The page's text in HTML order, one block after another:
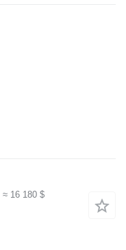
≈ 16 180 $